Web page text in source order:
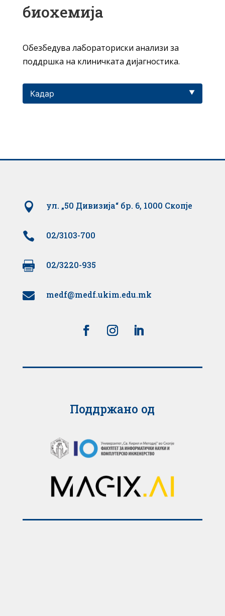
биохемија
Обезбедува лабораториски анализи за
поддршка на клиничката дијагностика.
Кадар
 ул. „50 Дивизија“ бр. 6, 1000 Скопје
 02/3103-700
 02/3220-935
 medf@medf.ukim.edu.mk
Поддржано од